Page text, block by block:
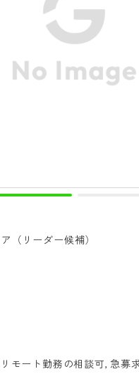
（リーダー候補）
モート勤務の相談可, 急募